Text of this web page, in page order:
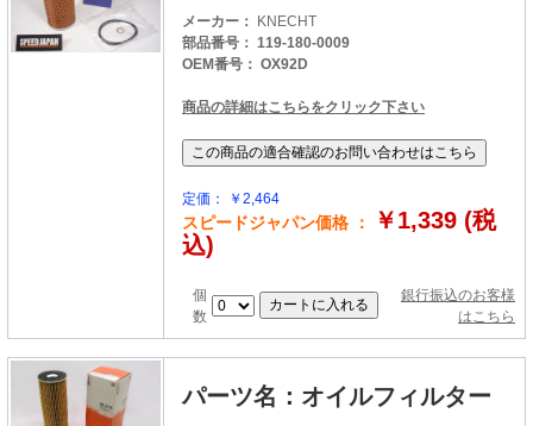
メーカー：
KNECHT
部品番号： 119-180-0009
OEM番号： OX92D
商品の詳細はこちらをクリック下さい
定価： ￥2,464
スピードジャパン価格 ：
￥1,339 (税
込)
個
数
銀行振込のお客様
はこちら
パーツ名：オイルフィルター